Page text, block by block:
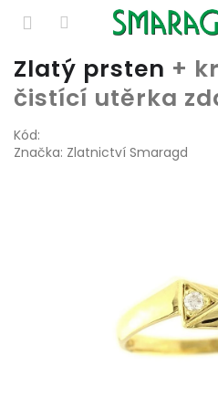
Přejít
na
obsah
Zlatý prsten +
čistící utěrka
Kód:
Značka: Zlatnictví Smaragd